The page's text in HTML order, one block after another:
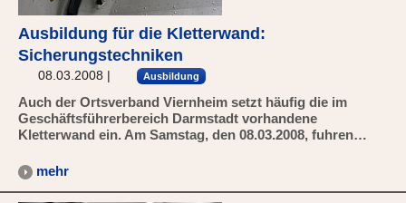
Ausbildung für die Kletterwand:
Sicherungstechniken
08.03.2008 | Ausbildung
Auch der Ortsverband Viernheim setzt häufig die im
Geschäftsführerbereich Darmstadt vorhandene
Kletterwand ein. Am Samstag, den 08.03.2008, fuhren…
mehr